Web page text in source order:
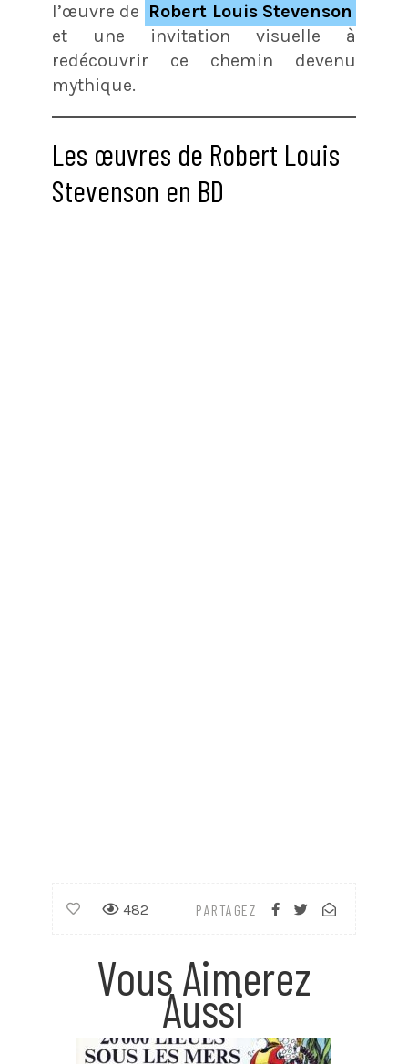
l’œuvre de Robert Louis Stevenson
et une invitation visuelle à
redécouvrir ce chemin devenu
mythique.
Les œuvres de Robert Louis
Stevenson en BD
PARTAGEZ
482
Vous Aimerez
Aussi